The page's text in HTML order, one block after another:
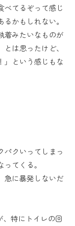
べてるぞって感じ
かもしれない。
着みたいなものが
は思ったけど、
」という感じもな
パクいってしまっ
てくる。
急に暴発しないだ
、特にトイレの回